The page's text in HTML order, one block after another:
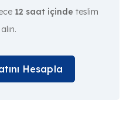
12 saat içinde teslim
alın.
Hesapla